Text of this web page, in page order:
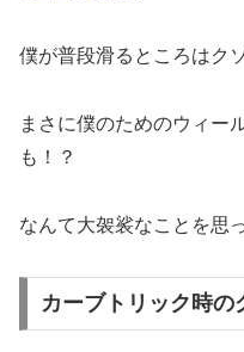
僕が普段滑るところはク
まさに僕のためのウィー
も！？
なんて大袈裟なことを思
カーブトリック時の